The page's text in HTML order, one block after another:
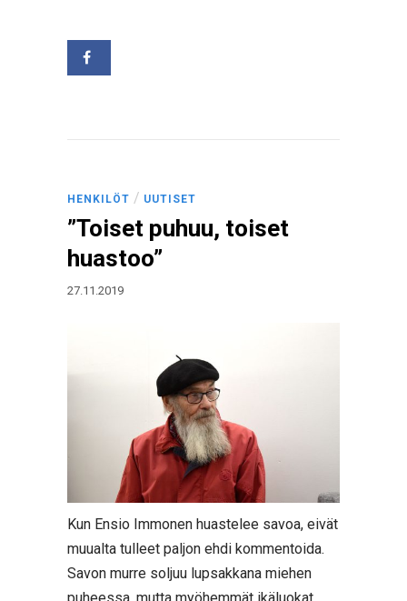
HENKILÖT / UUTISET
”Toiset puhuu, toiset
huastoo”
27.11.2019
Kun Ensio Immonen huastelee savoa, eivät
muualta tulleet paljon ehdi kommentoida.
Savon murre soljuu lupsakkana miehen